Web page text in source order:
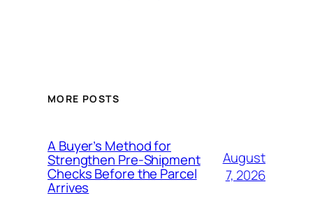
MORE POSTS
A Buyer’s Method for
Strengthen Pre-Shipment
Checks Before the Parcel
Arrives
August
7, 2026